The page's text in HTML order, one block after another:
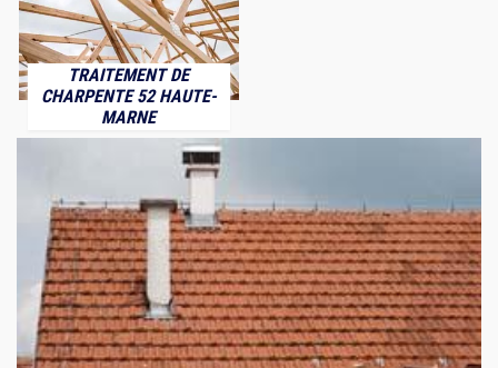
TRAITEMENT DE
CHARPENTE 52 HAUTE-
MARNE